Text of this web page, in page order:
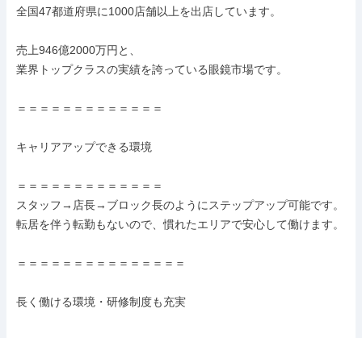
全国47都道府県に1000店舗以上を出店しています。
売上946億2000万円と、
業界トップクラスの実績を誇っている眼鏡市場です。
＝＝＝＝＝＝＝＝＝＝＝＝＝
キャリアアップできる環境
＝＝＝＝＝＝＝＝＝＝＝＝＝
スタッフ→店長→ブロック長のようにステップアップ可能です。
転居を伴う転勤もないので、慣れたエリアで安心して働けます。
＝＝＝＝＝＝＝＝＝＝＝＝＝＝＝
長く働ける環境・研修制度も充実